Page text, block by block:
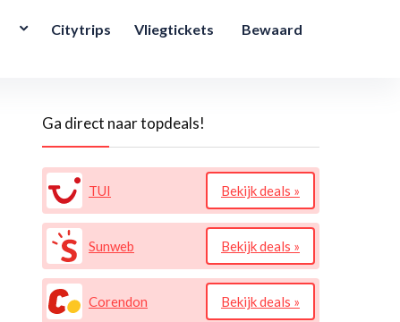
Citytrips Vliegtickets Bewaard
Ga direct naar topdeals!
TUI Bekijk deals »
Sunweb Bekijk deals »
Corendon Bekijk deals »